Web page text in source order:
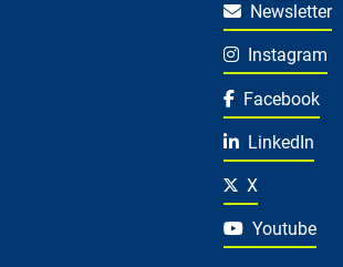
Newsletter
Instagram
Facebook
LinkedIn
X
Youtube